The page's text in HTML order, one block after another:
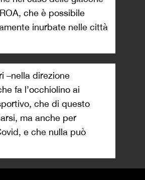
che è possibile
inurbate nelle città
–nella direzione
fa l’occhiolino ai
che di questo
ma anche per
e che nulla può